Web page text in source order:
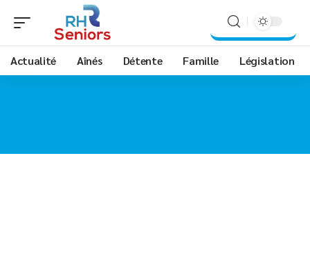
Actualité Aînés Détente Famille Législation